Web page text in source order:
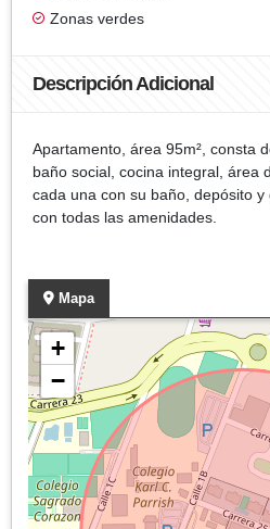
Zonas verdes
Descripción Adicional
Apartamento, área 95m², consta
baño social, cocina integral, área
cada una con su baño, depósito
con todas las amenidades.
Mapa
+
−